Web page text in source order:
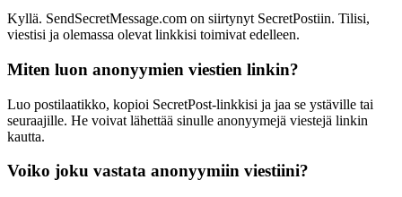
Kyllä. SendSecretMessage.com on siirtynyt SecretPostiin. Tilisi,
viestisi ja olemassa olevat linkkisi toimivat edelleen.
Miten luon anonyymien viestien linkin?
Luo postilaatikko, kopioi SecretPost-linkkisi ja jaa se ystäville tai
seuraajille. He voivat lähettää sinulle anonyymejä viestejä linkin
kautta.
Voiko joku vastata anonyymiin viestiini?